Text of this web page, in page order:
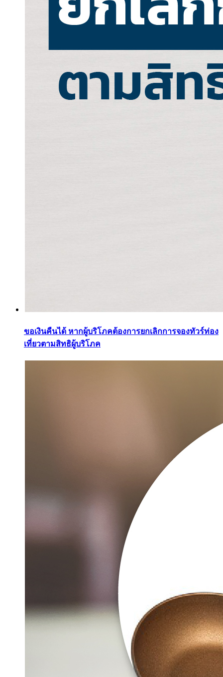
ขอเงินคืนได้ หากผู้บริโภคต้องการยกเลิกการจองทัวร์ท่อง
เที่ยวตามสิทธิผู้บริโภค